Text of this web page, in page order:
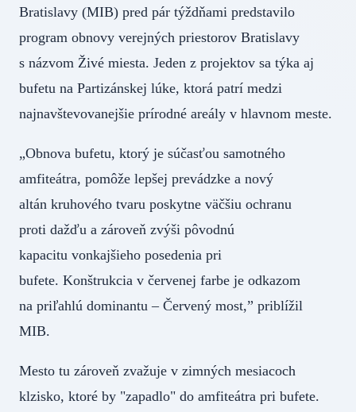
Bratislavy (MIB) pred pár týždňami predstavilo
program obnovy verejných priestorov Bratislavy
s názvom Živé miesta. Jeden z projektov sa týka aj
bufetu na Partizánskej lúke, ktorá patrí medzi
najnavštevovanejšie prírodné areály v hlavnom meste.
„Obnova bufetu, ktorý je súčasťou samotného
amfiteátra, pomôže lepšej prevádzke a nový
altán kruhového tvaru poskytne väčšiu ochranu
proti dažďu a zároveň zvýši pôvodnú
kapacitu vonkajšieho posedenia pri
bufete. Konštrukcia v červenej farbe je odkazom
na priľahlú dominantu – Červený most,” priblížil
MIB.
Mesto tu zároveň zvažuje v zimných mesiacoch
klzisko, ktoré by "zapadlo" do amfiteátra pri bufete.